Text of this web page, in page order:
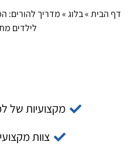
דף הבית»בלוג»מדריך להורים:
לילדים
מקצועיות של
צוות